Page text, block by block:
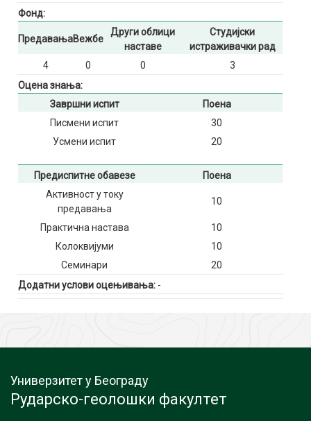
Фонд:
ПредавањаВежбе
Други облици
наставе
Студијски
истраживачки рад
4
0 0
3
Оцена знања:
Завршни испит
Поена
Писмени испит
30
Усмени испит
20
Предиспитне обавезе
Поена
Активност у току
предавања
10
Практична настава
10
Колоквијуми
10
Семинари
20
Додатни услови оцењивања: -
Универзитет у Београду
Рударско-геолошки факултет